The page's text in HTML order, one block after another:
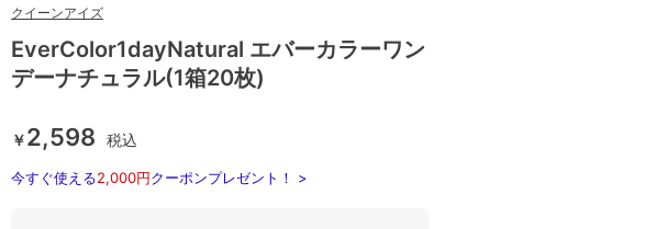
クイーンアイズ
EverColor1dayNatural エバーカラーワン
デーナチュラル(1箱20枚)
￥2,598 税込
今すぐ使える2,000円クーポンプレゼント！ >